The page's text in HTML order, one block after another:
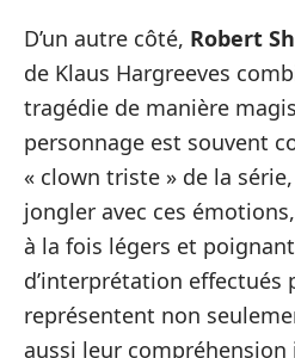
D’un autre côté, Robert
de Klaus Hargreeves
tragédie de manière
personnage est souvent
« clown triste » de la
jongler avec ces
à la fois légers et
d’interprétation effectués
représentent non
aussi leur